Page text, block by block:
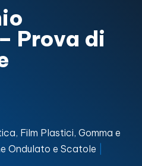
Prova di
Film Plastici, Gomma e
Ondulato e Scatole